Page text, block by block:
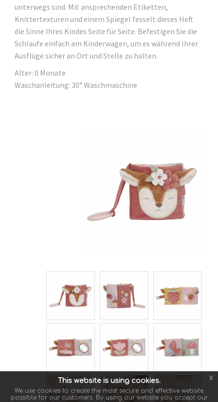
unterwegs sind. Mit ansprechenden Etiketten,
Knittertexturen und einem Spiegel fesselt dieses Heft
die Sinne Ihres Kindes Seite für Seite. Befestigen Sie die
Schlaufe einfach am Kinderwagen, um es während Ihrer
Ausflüge sicher an Ort und Stelle zu halten.
Alter: 0 Monate
Waschanleitung: 30° Waschmaschine
This website is using cookies.
We use cookies to create the most secure and effective website
possible for our customers. By using our website you accept our
x